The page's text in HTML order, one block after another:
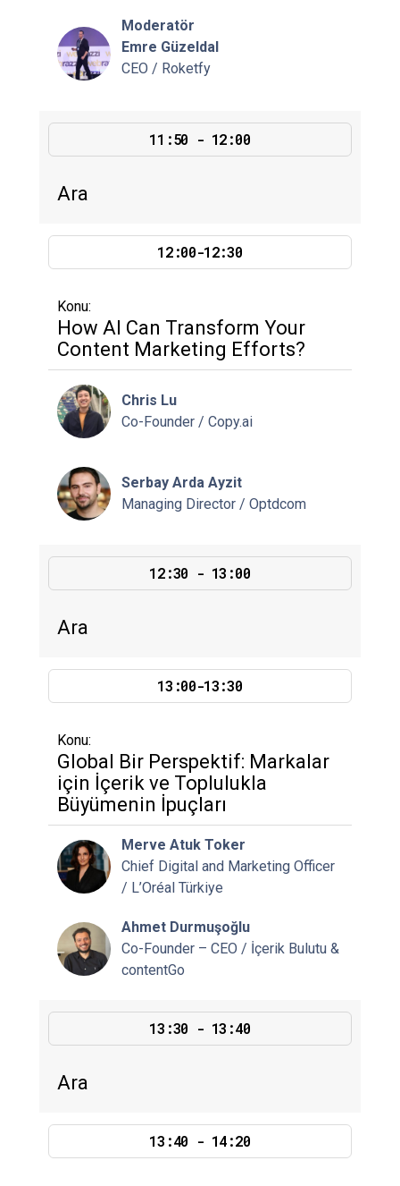
Moderatör
Emre Güzeldal
CEO / Roketfy
11:50 - 12:00
Ara
12:00-12:30
Konu:
How AI Can Transform Your
Content Marketing Efforts?
Chris Lu
Co-Founder / Copy.ai
Serbay Arda Ayzit
Managing Director / Optdcom
12:30 - 13:00
Ara
13:00-13:30
Konu:
Global Bir Perspektif: Markalar
için İçerik ve Toplulukla
Büyümenin İpuçları
Merve Atuk Toker
Chief Digital and Marketing Officer
/ L’Oréal Türkiye
Ahmet Durmuşoğlu
Co-Founder – CEO / İçerik Bulutu &
contentGo
13:30 - 13:40
Ara
13:40 - 14:20